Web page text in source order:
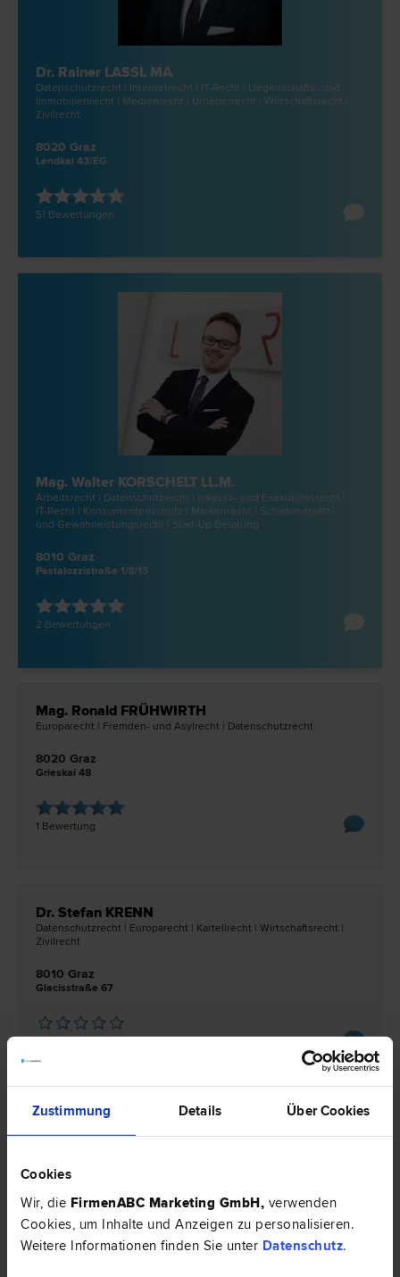
Zustimmung Details Über Cookies
Cookies
Wir, die FirmenABC Marketing GmbH, verwenden
Cookies, um Inhalte und Anzeigen zu personalisieren.
Weitere Informationen finden Sie unter Datenschutz.
Dr. Rainer LASSL MA
Datenschutz­recht | Internet­recht | IT-Recht | Liegenschafts- und
Immobilien­recht | Medien­recht | Urheber­recht | Wirtschafts­recht |
Zivil­recht
8020 Graz
Lendkai 43/EG
51 Bewertungen
Mag. Walter KORSCHELT LL.M.
Arbeits­recht | Datenschutz­recht | Inkasso- und Exekutions­recht |
IT-Recht | Konsumentenschutz | Marken­recht | Schadenersatz-
und Gewährleistungs­recht | Start-Up Beratung
8010 Graz
Pestalozzistraße 1/II/13
2 Bewertungen
Mag. Ronald FRÜHWIRTH
Europa­recht | Fremden- und Asyl­recht | Datenschutz­recht
8020 Graz
Grieskai 48
1 Bewertung
Dr. Stefan KRENN
Datenschutz­recht | Europa­recht | Kartell­recht | Wirtschafts­recht |
Zivil­recht
8010 Graz
Glacisstraße 67
8010 Graz
0 Bewertungen